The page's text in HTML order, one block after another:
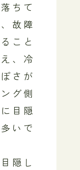
ちて
故障
こと
、冷
さが
グ側
目隠
いで
隠し